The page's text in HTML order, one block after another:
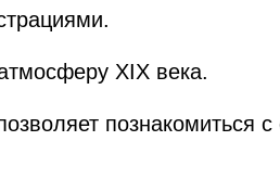
XIX века.
познакомиться с